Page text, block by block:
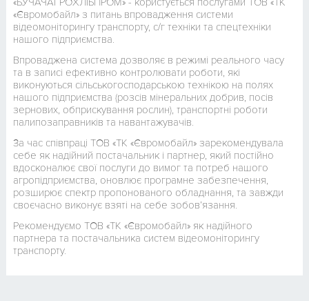
«Євромобайл» з питань впровадження системи
відеомоніторингу транспорту, с/г техніки та спецтехніки
нашого підприємства.
Впроваджена система дозволяє в режимі реального часу
та в записі ефективно контролювати роботи, які
виконуються сільськогосподарською технікою на полях
нашого підприємства (розсів мінеральних добрив, посів
зернових, обприскування рослин), транспортні роботи
палипозаправників та навантажувачів.
За час співпраці ТОВ «ТК «Євромобайл» зарекомендувала
себе як надійний постачальник і партнер, який постійно
вдосконалює свої послуги до вимог та потреб нашого
агропідприємства, оновлює програмне забезпечення,
розширює спектр пропонованого обладнання, та завжди
своєчасно виконує взяті на себе зобов’язання.
Рекомендуємо ТОВ «ТК «Євромобайл» як надійного
партнера та постачальника систем відеомоніторингу
транспорту.